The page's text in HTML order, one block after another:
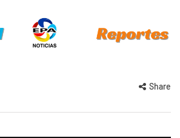
Share